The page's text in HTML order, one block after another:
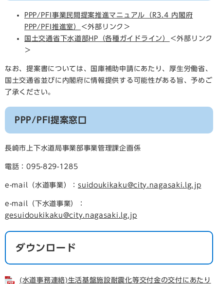
PPP/PFI事業民間提案推進マニュアル（R3.4 内閣府
PPP/PFI推進室）
＜外部リンク＞
国土交通省下水道部HP（各種ガイドライン）
＜外部リンク
＞
なお、提案書については、国庫補助申請にあたり、厚生労働省、
国土交通省並びに内閣府に情報提供する可能性がある旨、予めご
了承ください。
PPP/PFI提案窓口
長崎市上下水道局事業部事業管理課企画係
電話：095-829-1285
e-mail（水道事業）：suidoukikaku@city.nagasaki.lg.jp
e-mail（下水道事業）：
gesuidoukikaku@city.nagasaki.lg.jp
ダウンロード
(水道事務連絡)生活基盤施設耐震化等交付金の交付にあたり